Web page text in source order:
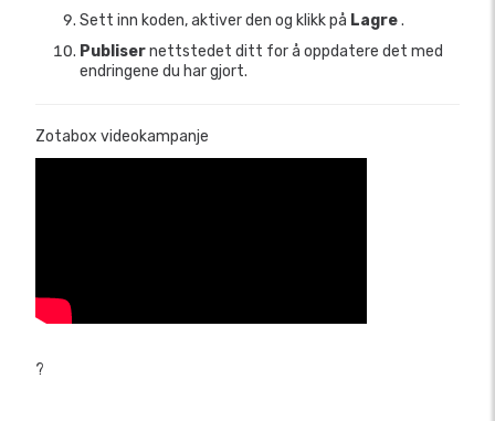
Sett inn koden, aktiver den og klikk på Lagre.
Publisernettstedet ditt for å oppdatere det med
endringene du har gjort.
Zotabox videokampanje
?